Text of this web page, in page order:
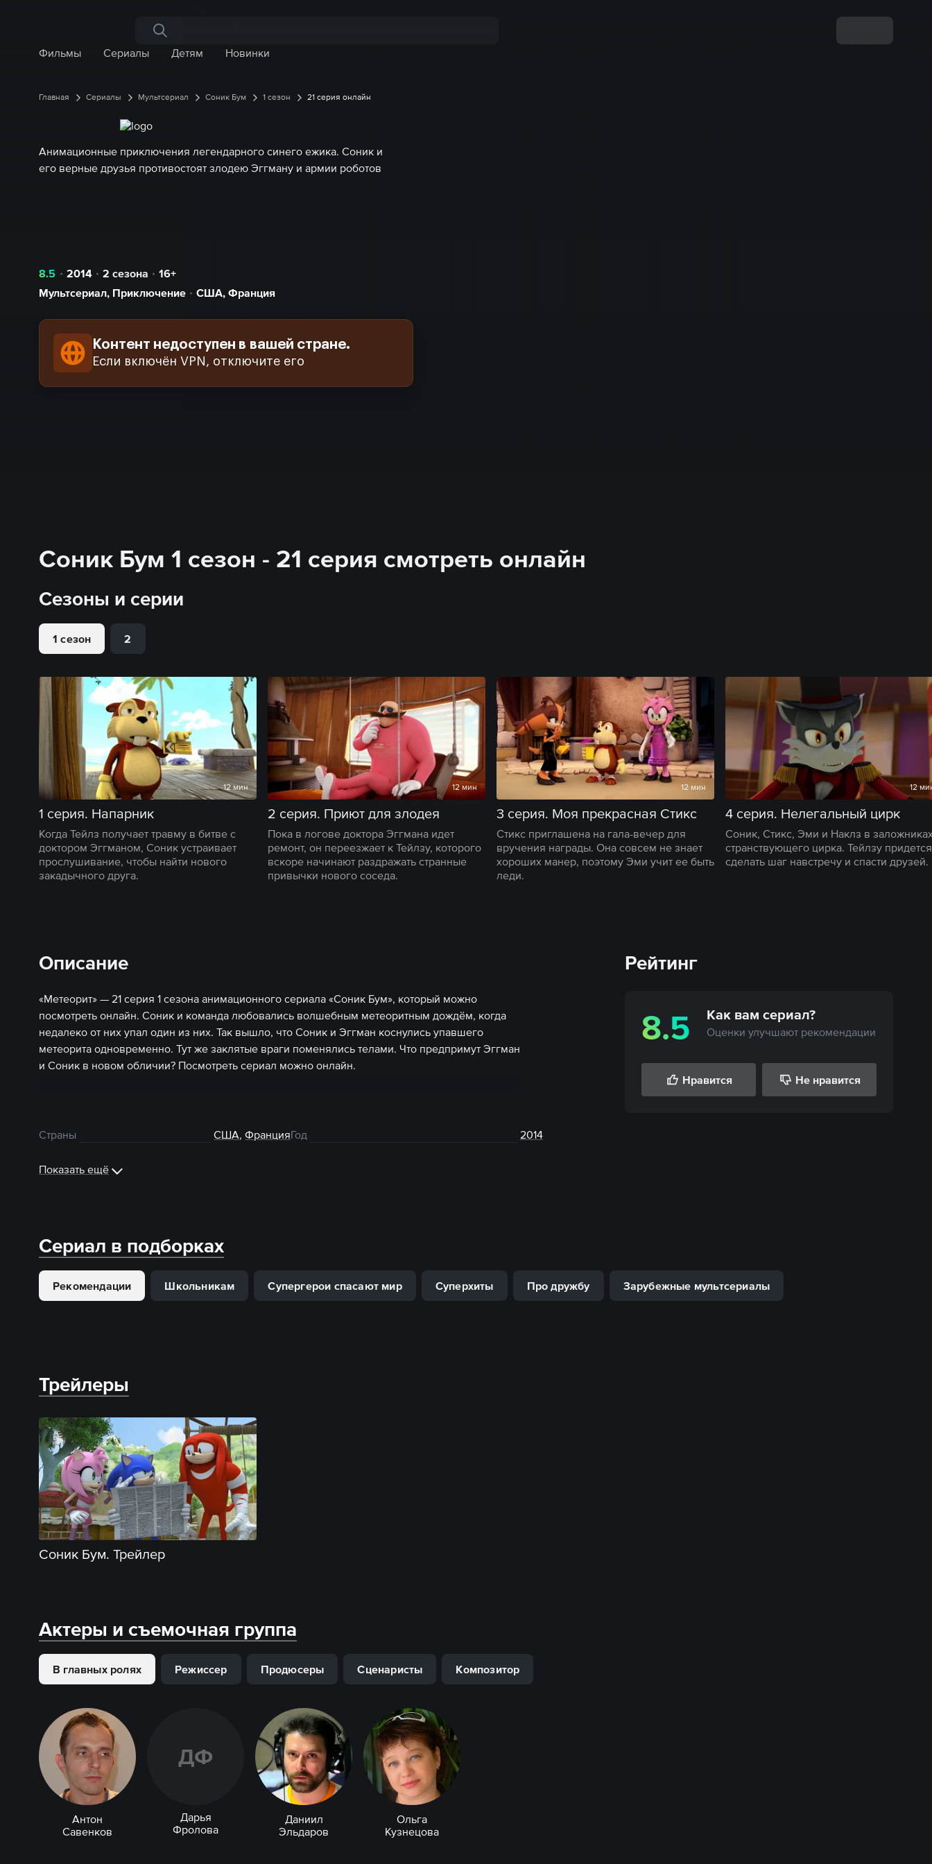
Поиск по сайту
Фильмы
Сериалы Детям Новинки
Главная Сериалы Мультсериал Соник Бум 1 сезон 21 серия онлайн
Анимационные приключения легендарного синего ежика. Соник и
его верные друзья противостоят злодею Эггману и армии роботов
8.5 2014 2 сезона
16+
Мультсериал, Приключение США, Франция
Контент недоступен в вашей стране.
Если включён VPN, отключите его
Соник Бум 1 сезон - 21 серия смотреть онлайн
Сезоны и серии
1 сезон 2
12 мин
1 серия. Напарник
Когда Тейлз получает травму в битве с
доктором Эггманом, Соник устраивает
прослушивание, чтобы найти нового
закадычного друга.
12 мин
2 серия. Приют для злодея
Пока в логове доктора Эггмана идет
ремонт, он переезжает к Тейлзу, которого
вскоре начинают раздражать странные
привычки нового соседа.
12 мин
3 серия. Моя прекрасная Стикс
Стикс приглашена на гала-вечер для
вручения награды. Она совсем не знает
хороших манер, поэтому Эми учит ее быть
леди.
12
4 серия. Нелегальный цирк
Соник, Стикс, Эми и Наклз в
странствующего цирка. Тейлзу придется
сделать шаг навстречу и спасти друзей.
Описание
«Метеорит» — 21 серия 1 сезона анимационного сериала «Соник Бум», который можно
посмотреть онлайн. Соник и команда любовались волшебным метеоритным дождём, когда
недалеко от них упал один из них. Так вышло, что Соник и Эггман коснулись упавшего
метеорита одновременно. Тут же заклятые враги поменялись телами. Что предпримут Эггман
и Соник в новом обличии? Посмотреть сериал можно онлайн.
Страны США,ФранцияГод 2014
Показать ещё
Рейтинг
8.5 Как вам сериал?
Оценки улучшают рекомендации
Нравится Не нравится
Сериал в подборках
Рекомендации Школьникам Супергерои спасают мир Суперхиты Про дружбу Зарубежные мультсериалы
Трейлеры
Соник Бум. Трейлер
Актеры и съемочная группа
В главных ролях Режиссер Продюсеры Сценаристы Композитор
Антон
Савенков
ДФ
Дарья
Фролова
Даниил
Эльдаров
Ольга
Кузнецова